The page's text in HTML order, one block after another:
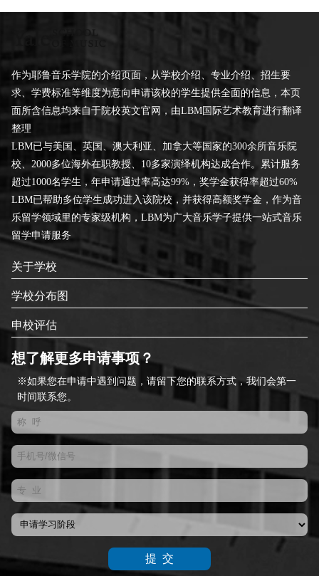
作为耶鲁音乐学院的介绍页面，从学校介绍、专业介绍、招生要
求、学费标准等维度为意向申请该校的学生提供全面的信息，本页
面所含信息均来自于院校英文官网，由LBM国际艺术教育进行翻译
整理
LBM已与美国、英国、澳大利亚、加拿大等国家的300余所音乐院
校、2000多位海外在职教授、10多家演绎机构达成合作。累计服务
超过1000名学生，年申请通过率高达99%，奖学金获得率超过60%
LBM已帮助多位学生成功进入该院校，并获得高额奖学金，作为音
乐留学领域里的专家级机构，LBM为广大音乐学子提供一站式音乐
留学申请服务
关于学校
学校分布图
申校评估
想了解更多申请事项？
※如果您在申请中遇到问题，请留下您的联系方式，我们会第一
时间联系您。